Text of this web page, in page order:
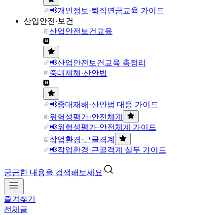
📢개인정보·퇴직연금교육 가이드
산업안전·보건
산업안전보건교육
📢산업안전보건교육 총정리
중대재해·산안법
📢중대재해·산안법 대응 가이드
위험성평가·안전체계
📢위험성평가·안전체계 가이드
작업환경·근골격계
📢작업환경·근골격계 실무 가이드
궁금한 내용을 검색해보세요
즐겨찾기
전체글